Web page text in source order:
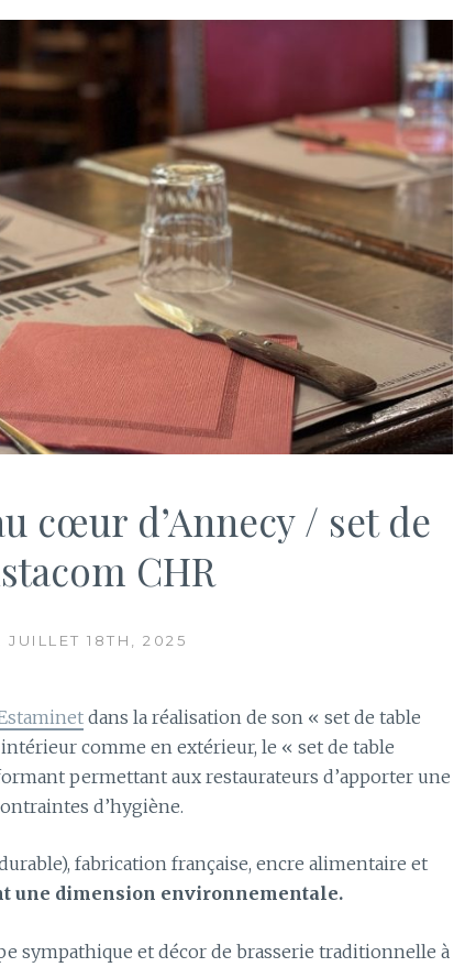
cœur d’Annecy / set de
CHR
JUILLET 18TH, 2025
dans la réalisation de son « set de table
comme en extérieur, le « set de table
permettant aux restaurateurs d’apporter une
d’hygiène.
fabrication française, encre alimentaire et
une dimension environnementale.
sympathique et décor de brasserie traditionnelle à